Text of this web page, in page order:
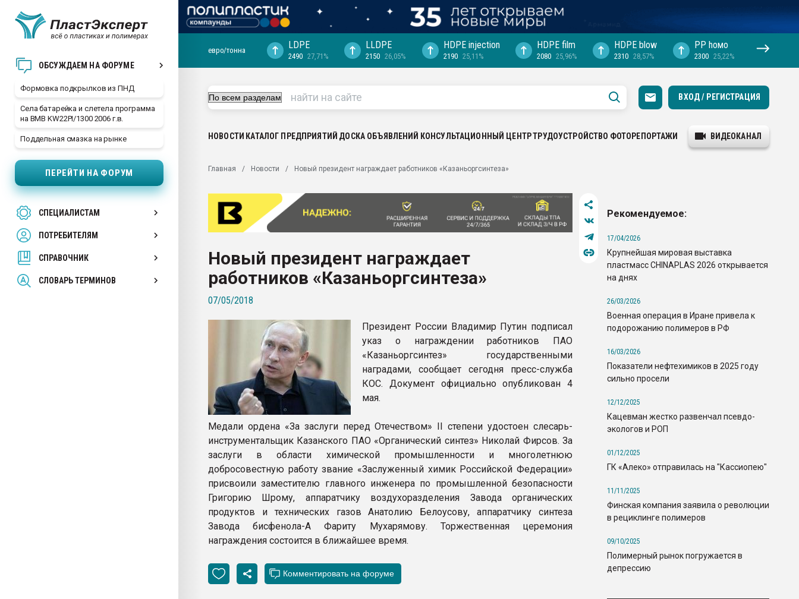
ОБСУЖДАЕМ НА ФОРУМЕ
Формовка подкрылков из ПНД
Села батарейка и слетела программа
на BMB KW22PI/1300 2006 г.в.
Поддельная смазка на рынке
ПЕРЕЙТИ НА ФОРУМ
СПЕЦИАЛИСТАМ
ПОТРЕБИТЕЛЯМ
СПРАВОЧНИК
СЛОВАРЬ ТЕРМИНОВ
29.07.2026 ФРП помог "Ижевскому
Вакуум-формовочные машины:
28.07.2026 Автоматизация выходит на
первый план в переработке
пластмасс
ситуацией на строительном рынке
Всё, что касается выдува ПЭТ
бутылок
ПЕРЕЙТИ НА ФОРУМ
евро/тонна LDPE
2490 27,71%
LLDPE
2150 26,05%
HDPE injection
2190 25,11%
HDPE film
2080 25,96%
HDPE blow
2310 28,57%
PP hомо
2300 25,22%
ВХОД / РЕГИСТРАЦИЯ
НОВОСТИ КАТАЛОГ ПРЕДПРИЯТИЙ ДОСКА ОБЪЯВЛЕНИЙ КОНСУЛЬТАЦИОННЫЙ ЦЕНТРТРУДОУСТРОЙСТВО ФОТОРЕПОРТАЖИ ВИДЕОКАНАЛ
Главная Новости Новый президент награждает работников «Казаньоргсинтеза»
Новый президент награждает
работников «Казаньоргсинтеза»
07/05/2018
Президент России Владимир Путин подписал
указ о награждении работников ПАО
«Казаньоргсинтез» государственными
наградами, сообщает сегодня пресс-служба
КОС. Документ официально опубликован 4
мая.
Медали ордена «За заслуги перед Отечеством» II степени удостоен слесарь-
инструментальщик Казанского ПАО «Органический синтез» Николай Фирсов. За
заслуги в области химической промышленности и многолетнюю
добросовестную работу звание «Заслуженный химик Российской Федерации»
присвоили заместителю главного инженера по промышленной безопасности
Григорию Шрому, аппаратчику воздухоразделения Завода органических
продуктов и технических газов Анатолию Белоусову, аппаратчику синтеза
Завода бисфенола-А Фариту Мухарямову. Торжественная церемония
награждения состоится в ближайшее время.
Рекомендуемое:
17/04/2026
Крупнейшая мировая выставка
пластмасс CHINAPLAS 2026 открывается
на днях
26/03/2026
Военная операция в Иране привела к
подорожанию полимеров в РФ
16/03/2026
Показатели нефтехимиков в 2025 году
сильно просели
12/12/2025
Кацевман жестко развенчал псевдо-
экологов и РОП
01/12/2025
ГК «Алеко» отправилась на "Кассиопею"
11/11/2025
Финская компания заявила о революции
в рециклинге полимеров
09/10/2025
Полимерный рынок погружается в
депрессию